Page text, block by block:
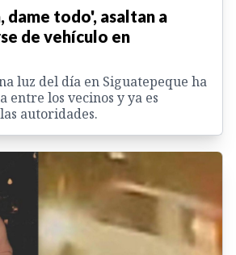
dame todo', asaltan a
de vehículo en
luz del día en Siguatepeque ha
entre los vecinos y ya es
autoridades.